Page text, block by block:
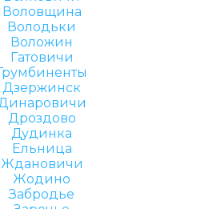
Воловщина
Володьки
Воложин
Гатовичи
Дзержинск
Дроздово
Дудинка
Ельница
Ждановичи
Жодино
Забродье